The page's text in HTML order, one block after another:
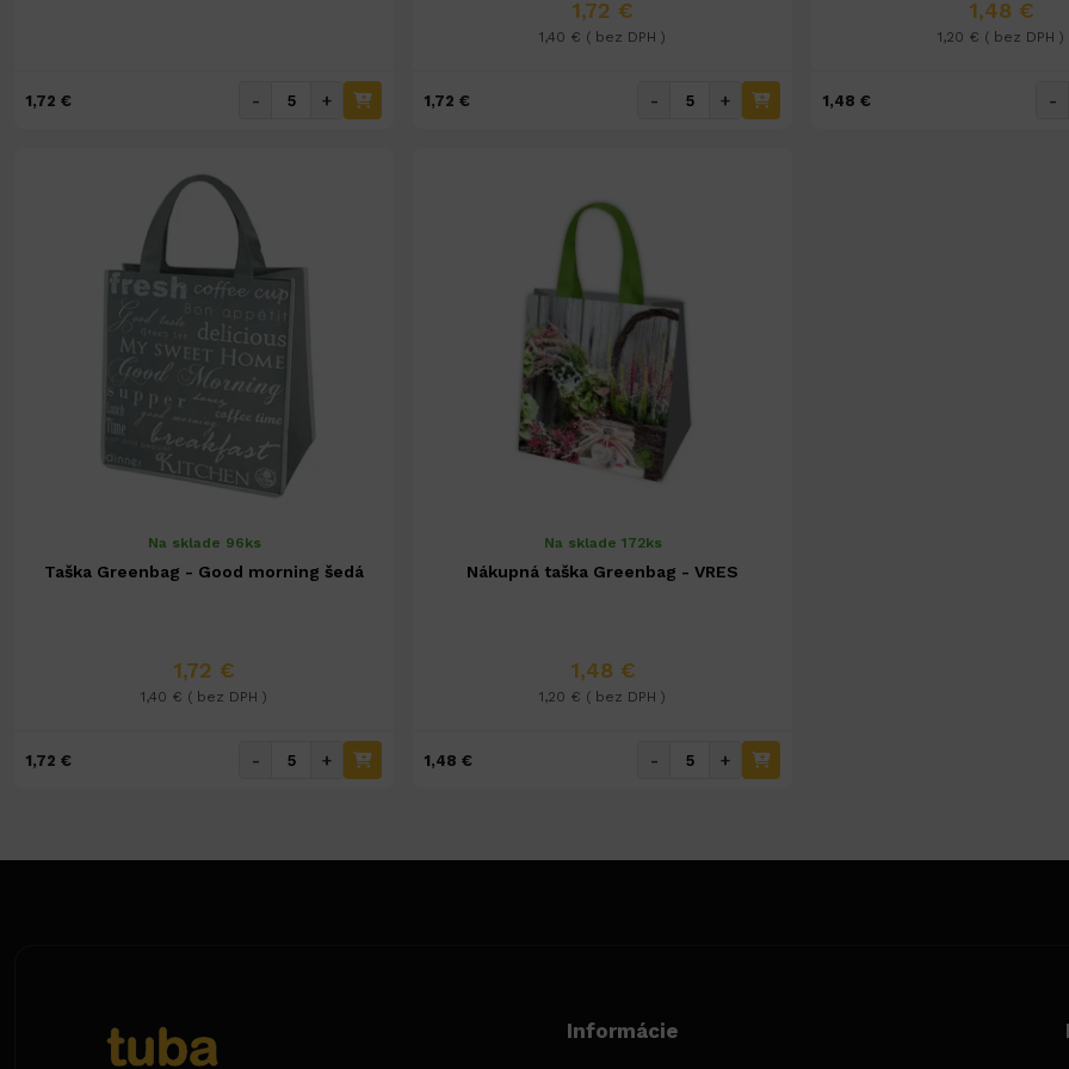
1,72 € - +
1,72 €
1,40 € ( bez DPH )
1,72 € - +
1,48 €
1,20 € ( bez DPH )
1,48 € -
Na sklade 96ks
Taška Greenbag - Good morning šedá
1,72 €
1,40 € ( bez DPH )
1,72 € - +
Na sklade 172ks
Nákupná taška Greenbag - VRES
1,48 €
1,20 € ( bez DPH )
1,48 € - +
Informácie